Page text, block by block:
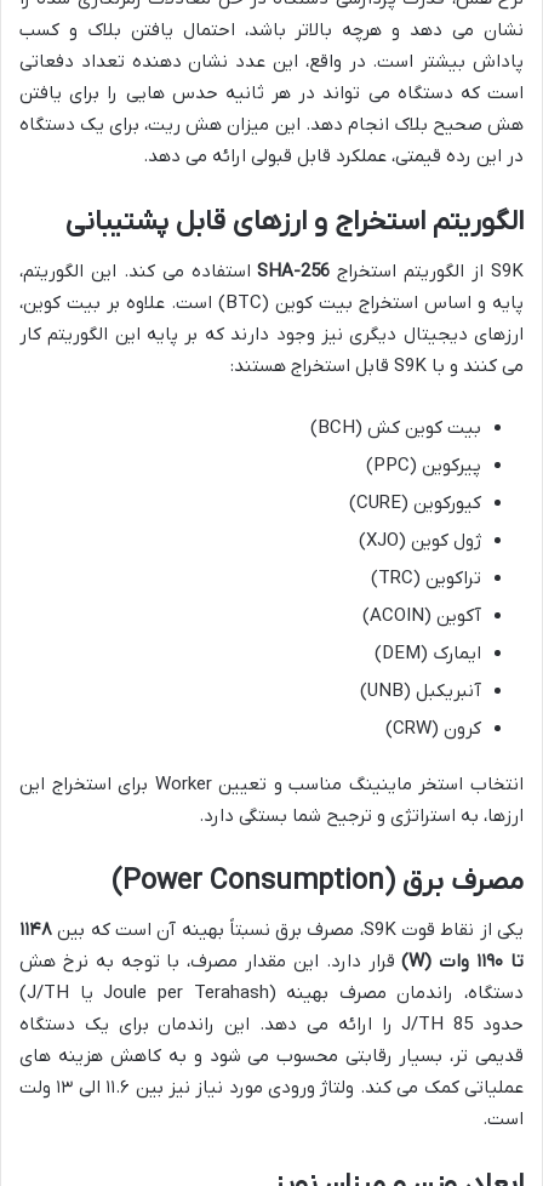
نشان می دهد و هرچه بالاتر باشد، احتمال یافتن بلاک و کسب
پاداش بیشتر است. در واقع، این عدد نشان دهنده تعداد دفعاتی
است که دستگاه می تواند در هر ثانیه حدس هایی را برای یافتن
هش صحیح بلاک انجام دهد. این میزان هش ریت، برای یک دستگاه
در این رده قیمتی، عملکرد قابل قبولی ارائه می دهد.
الگوریتم استخراج و ارزهای قابل پشتیبانی
S9K از الگوریتم استخراج SHA-256استفاده می کند. این الگوریتم،
پایه و اساس استخراج بیت کوین (BTC) است. علاوه بر بیت کوین،
ارزهای دیجیتال دیگری نیز وجود دارند که بر پایه این الگوریتم کار
می کنند و با S9K قابل استخراج هستند:
بیت کوین کش (BCH)
پیرکوین (PPC)
کیورکوین (CURE)
ژول کوین (XJO)
تراکوین (TRC)
آکوین (ACOIN)
ایمارک (DEM)
آنبریکبل (UNB)
کرون (CRW)
انتخاب استخر ماینینگ مناسب و تعیین Worker برای استخراج این
ارزها، به استراتژی و ترجیح شما بستگی دارد.
مصرف برق (Power Consumption)
یکی از نقاط قوت S9K، مصرف برق نسبتاً بهینه آن است که بین
۱۱۴۸
تا ۱۱۹۰ وات (W)
قرار دارد. این مقدار مصرف، با توجه به نرخ هش
دستگاه، راندمان مصرف بهینه (Joule per Terahash یا J/TH)
حدود 85 J/TH را ارائه می دهد. این راندمان برای یک دستگاه
قدیمی تر، بسیار رقابتی محسوب می شود و به کاهش هزینه های
عملیاتی کمک می کند. ولتاژ ورودی مورد نیاز نیز بین ۱۱.۶ الی ۱۳ ولت
است.